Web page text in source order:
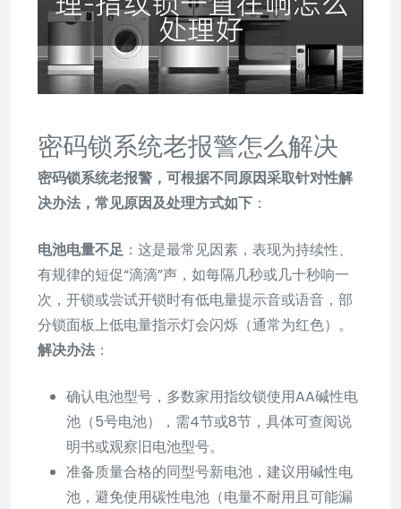
密码锁系统老报警怎么解决
密码锁系统老报警，可根据不同原因采取针对性解
决办法，常见原因及处理方式如下 ：
电池电量不足 ：这是最常见因素，表现为持续性、
有规律的短促“滴滴”声，如每隔几秒或几十秒响一
次，开锁或尝试开锁时有低电量提示音或语音，部
分锁面板上低电量指示灯会闪烁（通常为红色）。
解决办法 ：
确认电池型号，多数家用指纹锁使用AA碱性电
池（5号电池），需4节或8节，具体可查阅说
明书或观察旧电池型号。
准备质量合格的同型号新电池，建议用碱性电
池，避免使用碳性电池（电量不耐用且可能漏